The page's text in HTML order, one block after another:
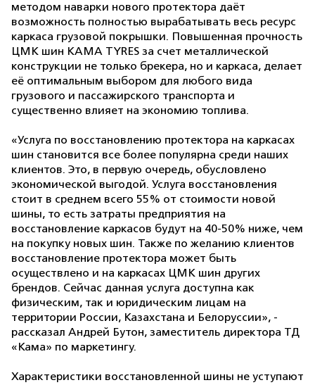
методом наварки нового протектора даёт
возможность полностью вырабатывать весь ресурс
каркаса грузовой покрышки. Повышенная прочность
ЦМК шин KAMA TYRES за счет металлической
конструкции не только брекера, но и каркаса, делает
её оптимальным выбором для любого вида
грузового и пассажирского транспорта и
существенно влияет на экономию топлива.
«Услуга по восстановлению протектора на каркасах
шин становится все более популярна среди наших
клиентов. Это, в первую очередь, обусловлено
экономической выгодой. Услуга восстановления
стоит в среднем всего 55% от стоимости новой
шины, то есть затраты предприятия на
восстановление каркасов будут на 40-50% ниже, чем
на покупку новых шин. Также по желанию клиентов
восстановление протектора может быть
осуществлено и на каркасах ЦМК шин других
брендов. Сейчас данная услуга доступна как
физическим, так и юридическим лицам на
территории России, Казахстана и Белоруссии», -
рассказал Андрей Бутон, заместитель директора ТД
«Кама» по маркетингу.
Характеристики восстановленной шины не уступают